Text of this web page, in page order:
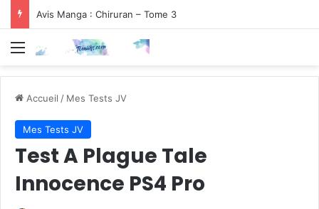
Avis Manga : Chiruran – Tome 3
Menu
Accueil / Mes Tests JV
Mes Tests JV
Test A Plague Tale
Innocence PS4 Pro